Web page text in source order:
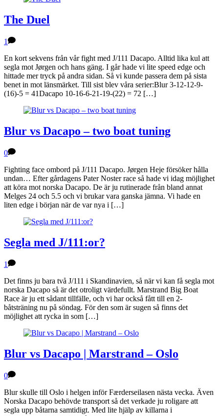
The Duel
1
En kort sekvens från vår fight med J/111 Dacapo. Alltid lika kul att
segla mot Jørgen och hans gäng. I går hade vi lite speed edge och
hittade mer tryck på andra sidan. Så vi kunde passera dem på sista
benet in mot länsmärket. Till sist blev våra serier:Blur 3-12-12-9-
(16)-5 = 41Dacapo 10-16-6-21-19-(22) = 72 […]
Blur vs Dacapo – two boat tuning
0
Fighting face ombord på J/111 Dacapo. Jørgen Heje försöker hålla
undan… Efter gårdagens Pater Noster race så hade vi idag möjlighet
att köra mot norska Dacapo. De är ju rutinerade från bland annat
Melges 24 och 5.5 och vi brukar vara ganska jämna. Vi hade en
liten edge i början när de var nya i […]
Segla med J/111:or?
1
Det finns ju bara två J/111 i Skandinavien, så när vi kan få segla mot
norska Dacapo så är det otroligt värdefullt. Marstrand Big Boat
Race är ju ett sådant tillfälle, och vi har också fått till en 2-
båtsträning nu på söndag. För den som är sugen så finns det
möjlighet att rycka in som […]
Blur vs Dacapo | Marstrand – Oslo
0
Blur skulle till Oslo i helgen inför Færderseilasen nästa vecka. Även
Norska Dacapo behövde transport så det verkade ju roligare att
segla upp båtarna samtidigt. Med lite hjälp av killarna i